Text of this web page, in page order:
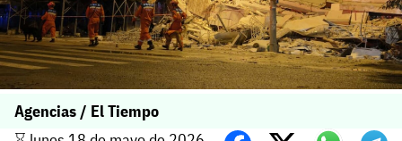
Agencias / El Tiempo